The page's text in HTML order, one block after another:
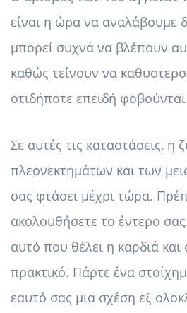
είναι η ώρα να αναλάβουμε
μπορεί συχνά να βλέπουν
καθώς τείνουν να
οτιδήποτε επειδή
Σε αυτές τις καταστάσεις, η
πλεονεκτημάτων και των
σας φτάσει μέχρι τώρα.
ακολουθήσετε το έντερο
αυτό που θέλει η καρδιά και
πρακτικό. Πάρτε ένα
εαυτό σας μια σχέση εξ